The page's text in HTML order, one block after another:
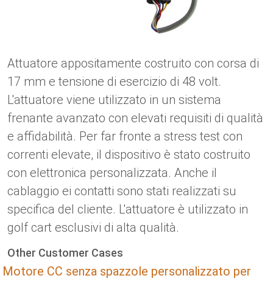
I.V.A.
Carrello della spesa
Riserve energetiche
Riserve energetiche
Driver per motori CC senza
spazzole
Driver per motori DC con spazzole
Driver per motori passo-passo
Sincrono-Asincrono | per 1-4 attuatori
Italiano (EUR)
Nederlands (EUR)
Polski (EUR)
Norsk (NOK)
Suomi (EUR)
Svenska (SEK)
Attuatore appositamente costruito con corsa di
17 mm e tensione di esercizio di 48 volt.
L'attuatore viene utilizzato in un sistema
frenante avanzato con elevati requisiti di qualità
e affidabilità. Per far fronte a stress test con
correnti elevate, il dispositivo è stato costruito
con elettronica personalizzata. Anche il
cablaggio ei contatti sono stati realizzati su
specifica del cliente. L'attuatore è utilizzato in
golf cart esclusivi di alta qualità.
Other Customer Cases
Motore CC senza spazzole personalizzato per